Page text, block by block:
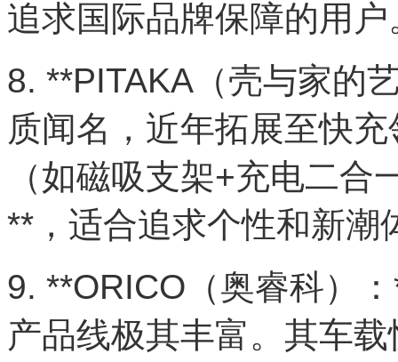
追求国际品牌保障的用户
8. **PITAKA（壳与家的
质闻名，近年拓展至快
（如磁吸支架+充电二
**，适合追求个性和新潮
9. **ORICO（奥睿科）
产品线极其丰富。其车